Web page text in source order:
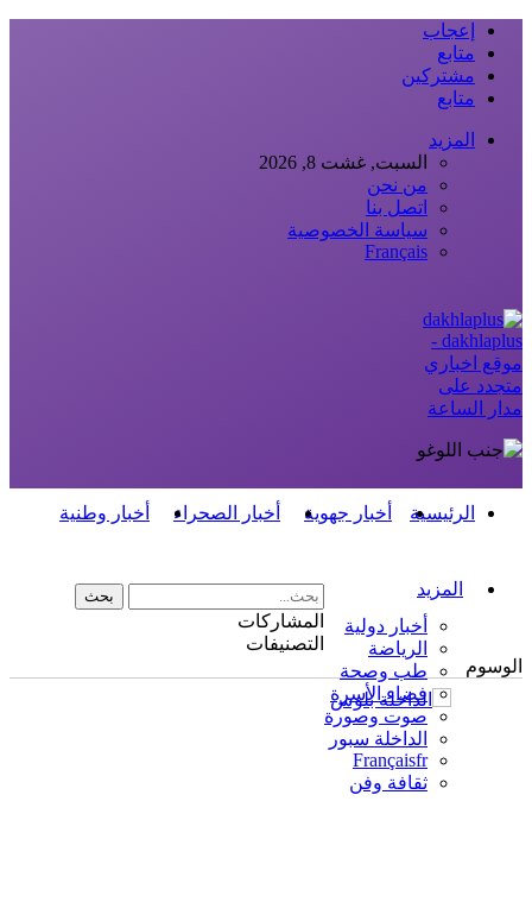
إعجاب
متابع
مشتركين
متابع
المزيد
السبت, غشت 8, 2026
من نحن
اتصل بنا
سياسة الخصوصية
Français
dakhlaplus -
موقع اخباري
متجدد على
مدار الساعة
الرئيسية أخبار جهوية أخبار الصحراء أخبار وطنية
المزيد
أخبار دولية
الرياضة
طب وصحة
فضاء الأسرة
صوت وصورة
الداخلة سبور
Françaisfr
ثقافة وفن
المشاركات
التصنيفات
الوسوم